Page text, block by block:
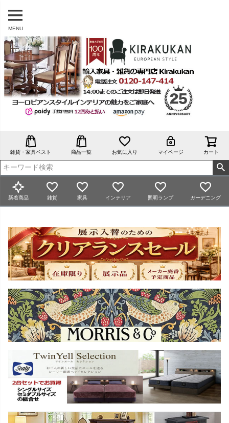
MENU
雑貨・家具ベスト 商品一覧 お気に入り マイページ カート
新着商品 雑貨 家具 インテリア 照明ランプ ガーデニング